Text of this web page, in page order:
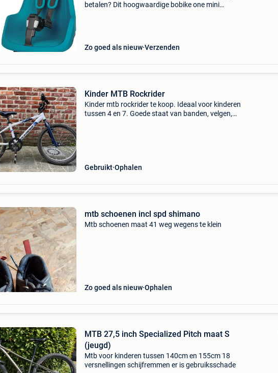
betalen? Dit hoogwaardige bobike one mini
Zo goed als nieuw Verzenden
Kinder MTB Rockrider
Kinder mtb rockrider te koop. Ideaal voor kinderen
tussen 4 en 7. Goede staat van banden, velgen,
Gebruikt Ophalen
mtb schoenen incl spd shimano
Mtb schoenen maat 41 weg wegens te klein
Zo goed als nieuw Ophalen
MTB 27,5 inch Specialized Pitch maat S
(jeugd)
Mtb voor kinderen tussen 140cm en 155cm 18
versnellingen schijfremmen er is gebruiksschade